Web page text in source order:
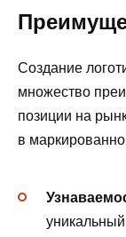
Создание
множество
позиции на
в